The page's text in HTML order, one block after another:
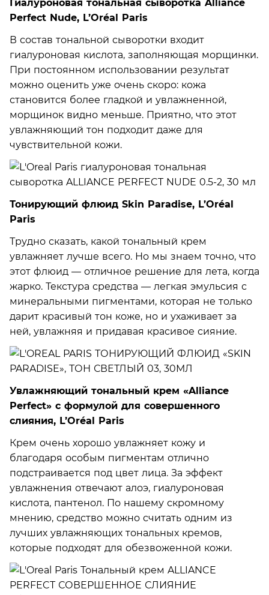
Гиалуроновая тональная сыворотка Alliance
Perfect Nude, L’Oréal Paris
В состав тональной сыворотки входит
гиалуроновая кислота, заполняющая морщинки.
При постоянном использовании результат
можно оценить уже очень скоро: кожа
становится более гладкой и увлажненной,
морщинок видно меньше. Приятно, что этот
увлажняющий тон подходит даже для
чувствительной кожи.
Тонирующий флюид Skin Paradise, L’Oréal
Paris
Трудно сказать, какой тональный крем
увлажняет лучше всего. Но мы знаем точно, что
этот флюид — отличное решение для лета, когда
жарко. Текстура средства — легкая эмульсия с
минеральными пигментами, которая не только
дарит красивый тон коже, но и ухаживает за
ней, увлажняя и придавая красивое сияние.
Увлажняющий тональный крем «Alliance
Perfect» с формулой для совершенного
слияния, L’Oréal Paris
Крем очень хорошо увлажняет кожу и
благодаря особым пигментам отлично
подстраивается под цвет лица. За эффект
увлажнения отвечают алоэ, гиалуроновая
кислота, пантенол. По нашему скромному
мнению, средство можно считать одним из
лучших увлажняющих тональных кремов,
которые подходят для обезвоженной кожи.